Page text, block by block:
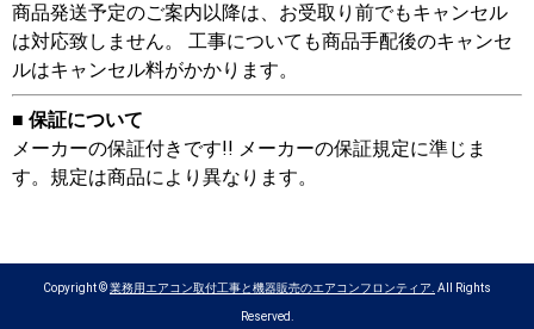
商品発送予定のご案内以降は、お受取り前でもキャンセル
は対応致しません。 工事についても商品手配後のキャンセ
ルはキャンセル料がかかります。
■ 保証について
メーカーの保証付きです!! メーカーの保証規定に準じま
す。規定は商品により異なります。
Copyright ©業務用エアコン取付工事と機器販売のエアコンフロンティア. All Rights
Reserved.